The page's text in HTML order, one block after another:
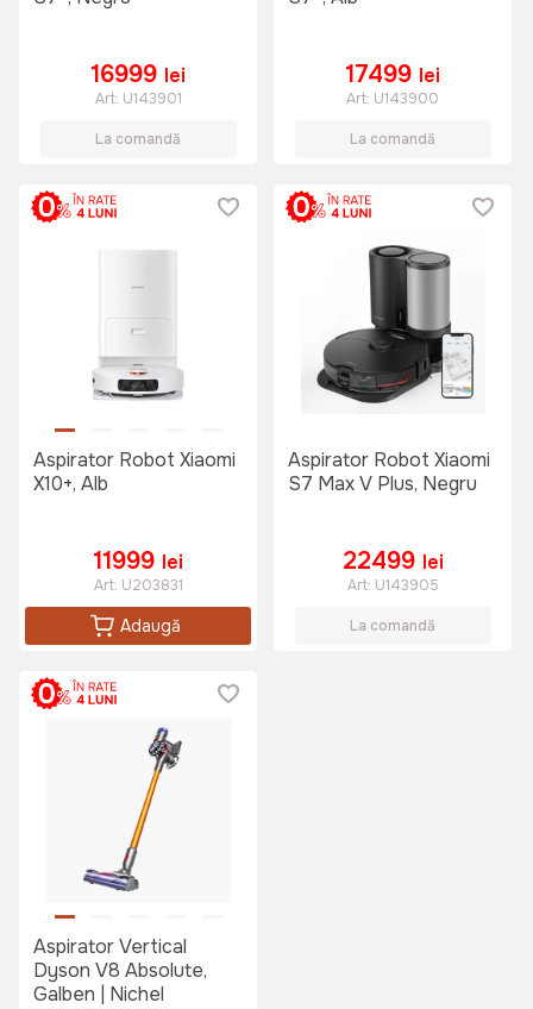
16999 lei
Art: U143901
La comandă
17499 lei
Art: U143900
La comandă
Aspirator Robot Xiaomi
X10+, Alb
11999 lei
Art: U203831
Adaugă
Aspirator Robot Xiaomi
S7 Max V Plus, Negru
22499 lei
Art: U143905
La comandă
Aspirator Vertical
Dyson V8 Absolute,
Galben | Nichel